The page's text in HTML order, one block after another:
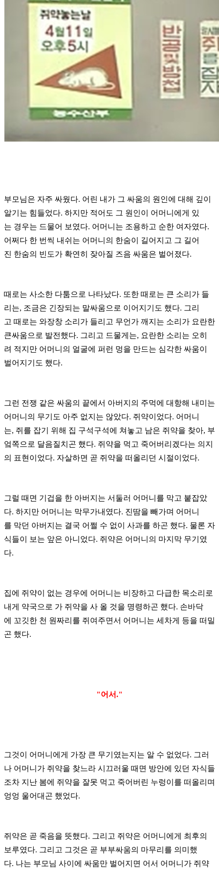
부모님은 자주 싸웠다. 어린 내가 그 싸움의 원인에 대해 깊이
알기는 힘들었다. 하지만 적어도 그 원인이 어머니에게 있
는 경우는 드물어 보였다. 어머니는 조용하고 순한 여자였다.
어쩌다 한 번씩 내쉬는 어머니의 한숨이 길어지고 그 길어
진 한숨의 빈도가 확연히 잦아질 즈음 싸움은 벌어졌다.
때로는 사소한 다툼으로 나타났다. 또한 때로는 큰 소리가 들
리는, 조금은 긴장되는 말싸움으로 이어지기도 했다. 그리
고 때로는 와장창 소리가 들리고 무언가 깨지는 소리가 요란한
큰싸움으로 발전했다. 그리고 드물게는, 요란한 소리는 오히
려 적지만 어머니의 얼굴에 퍼런 멍을 만드는 심각한 싸움이
벌어지기도 했다.
그런 전쟁 같은 싸움의 끝에서 아버지의 주먹에 대항해 내미는
어머니의 무기도 아주 없지는 않았다. 쥐약이었다. 어머니
는, 쥐를 잡기 위해 집 구석구석에 쳐놓고 남은 쥐약을 찾아, 부
엌쪽으로 달음질치곤 했다. 쥐약을 먹고 죽어버리겠다는 의지
의 표현이었다. 자살하면 곧 쥐약을 떠올리던 시절이었다.
그럴 때면 기겁을 한 아버지는 서둘러 어머니를 막고 붙잡았
다. 하지만 어머니는 막무가내였다. 진땀을 빼가며 어머니
를 막던 아버지는 결국 어쩔 수 없이 사과를 하곤 했다. 물론 자
식들이 보는 앞은 아니었다. 쥐약은 어머니의 마지막 무기였
다.
집에 쥐약이 없는 경우에 어머니는 비장하고 다급한 목소리로
내게 약국으로 가 쥐약을 사 올 것을 명령하곤 했다. 손바닥
에 꼬깃한 천 원짜리를 쥐여주면서 어머니는 세차게 등을 떠밀
곤 했다.
"어서."
그것이 어머니에게 가장 큰 무기였는지는 알 수 없었다. 그러
나 어머니가 쥐약을 찾느라 시끄러울 때면 방안에 있던 자식들
조차 지난 봄에 쥐약을 잘못 먹고 죽어버린 누렁이를 떠올리며
엉엉 울어대곤 했었다.
쥐약은 곧 죽음을 뜻했다. 그리고 쥐약은 어머니에게 최후의
보루였다. 그리고 그것은 곧 부부싸움의 마무리를 의미했
다. 나는 부모님 사이에 싸움만 벌어지면 어서 어머니가 쥐약